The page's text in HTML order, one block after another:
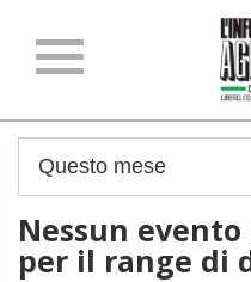
Nessun
per il range di